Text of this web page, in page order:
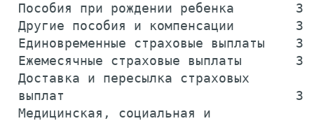
Пособия при рождении ребенка
Другие пособия и компенсации
Единовременные страховые выплаты
Ежемесячные страховые выплаты
Доставка и пересылка страховых
выплат                              393
Медицинская, социальная и